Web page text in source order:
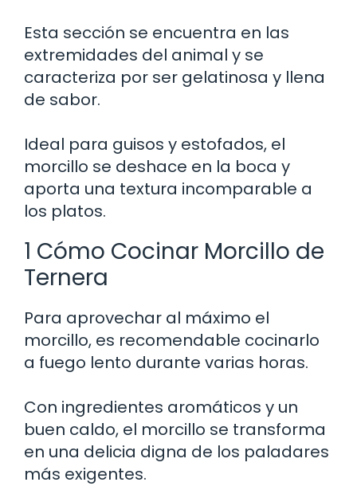
Esta sección se encuentra en las
extremidades del animal y se
caracteriza por ser gelatinosa y llena
de sabor.
Ideal para guisos y estofados, el
morcillo se deshace en la boca y
aporta una textura incomparable a
los platos.
1 Cómo Cocinar Morcillo de
Ternera
Para aprovechar al máximo el
morcillo, es recomendable cocinarlo
a fuego lento durante varias horas.
Con ingredientes aromáticos y un
buen caldo, el morcillo se transforma
en una delicia digna de los paladares
más exigentes.